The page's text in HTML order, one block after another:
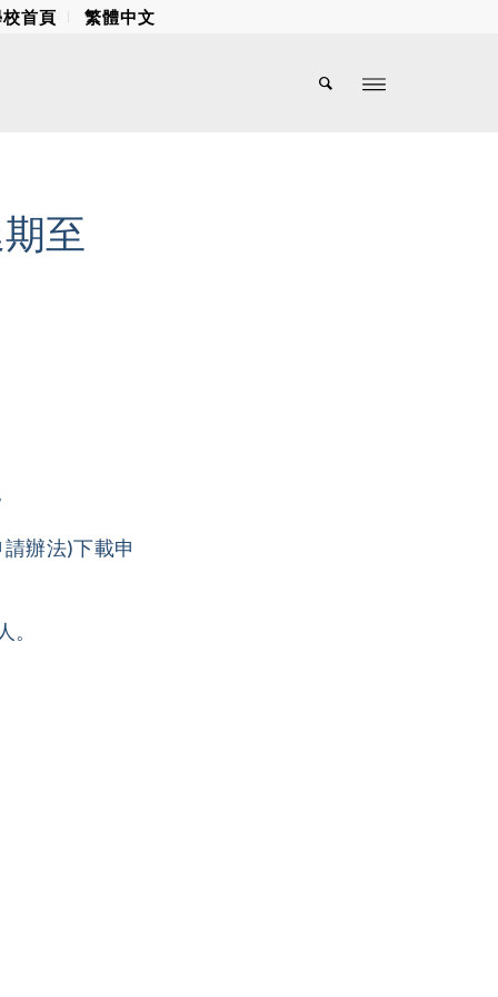
首頁 繁體中文
至
辦法)下載申